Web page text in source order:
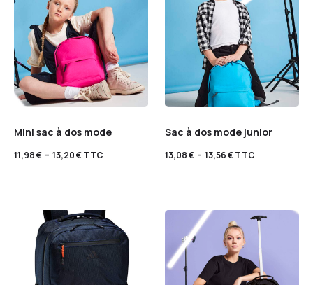
Mini sac à dos mode
11,98€ – 13,20€TTC
Sac à dos mode junior
13,08€ – 13,56€TTC